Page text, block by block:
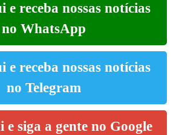
e receba nossas notícias
no WhatsApp
e receba nossas notícias
no Telegram
e siga a gente no Google